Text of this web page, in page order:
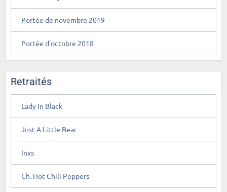
Portée de novembre 2019
Portée d'octobre 2018
Retraités
Lady In Black
Just A Little Bear
Inxs
Ch. Hot Chili Peppers